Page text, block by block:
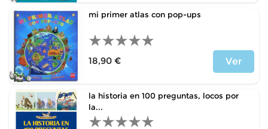
mi primer atlas con pop-ups
18,90 €
Ver
la historia en 100 preguntas, locos por
la...